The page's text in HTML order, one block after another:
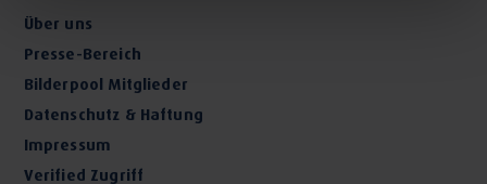
Vitaliät
Phytotherapie mit heimischen Kräutern:
Herz-Kreislauf-Beschwerden
Schlafstörungen
Magen-Darmerkrankungen
Über uns
Presse-Bereich
Bilderpool Mitglieder
Datenschutz & Haftung
Impressum
Verified Zugriff